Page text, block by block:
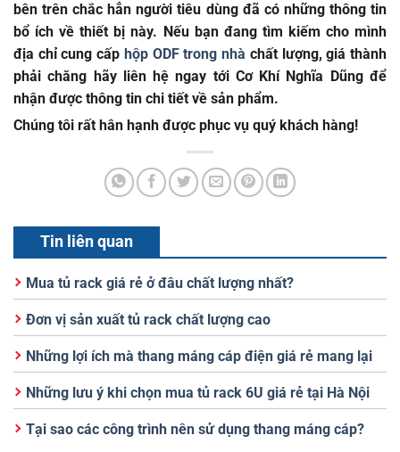
bên trên chắc hẳn người tiêu dùng đã có những thông tin
bổ ích về thiết bị này. Nếu bạn đang tìm kiếm cho mình
địa chỉ cung cấp hộp ODF trong nhà chất lượng, giá thành
phải chăng hãy liên hệ ngay tới Cơ Khí Nghĩa Dũngđể
nhận được thông tin chi tiết về sản phẩm.
Chúng tôi rất hân hạnh được phục vụ quý khách hàng!
Tin liên quan
Mua tủ rack giá rẻ ở đâu chất lượng nhất?
Đơn vị sản xuất tủ rack chất lượng cao
Những lợi ích mà thang máng cáp điện giá rẻ mang lại
Những lưu ý khi chọn mua tủ rack 6U giá rẻ tại Hà Nội
Tại sao các công trình nên sử dụng thang máng cáp?